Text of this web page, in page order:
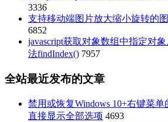
3336
支持移动端图片放大缩小旋转的
6852
javascript获取对象数组中指定对
法findIndex() 7957
全站最近发布的文章
禁用或恢复Windows 10+右键菜
直接显示全部选项 4693